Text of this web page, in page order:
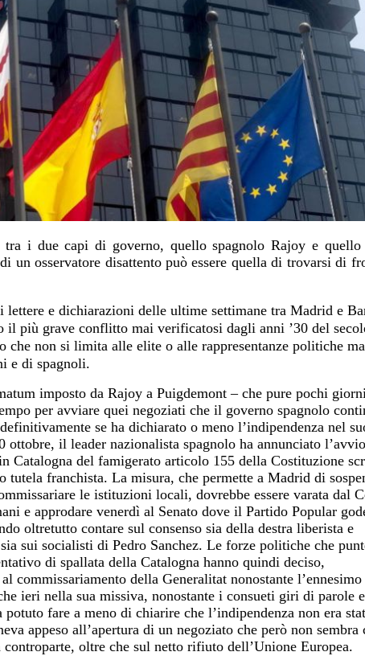
tra i due capi di governo, quello spagnolo Rajoy e quello
un osservatore disattento può essere quella di trovarsi di
e dichiarazioni delle ultime settimane tra Madrid e
il più grave conflitto mai verificatosi dagli anni ’30 del
che non si limita alle elite o alle rappresentanze politiche
e di spagnoli.
imposto da Rajoy a Puigdemont – che pure pochi
per avviare quei negoziati che il governo spagnolo
se ha dichiarato o meno l’indipendenza nel
ottobre, il leader nazionalista spagnolo ha annunciato l’avvio
Catalogna del famigerato articolo 155 della Costituzione
tutela franchista. La misura, che permette a Madrid di
le istituzioni locali, dovrebbe essere varata dal
e approdare venerdì al Senato dove il Partido Popular
oltretutto contare sul consenso sia della destra liberista e
sui socialisti di Pedro Sanchez. Le forze politiche che
di spallata della Catalogna hanno quindi deciso,
commissariamento della Generalitat nonostante l’ennesimo
ieri nella sua missiva, nonostante i consueti giri di parole
fare a meno di chiarire che l’indipendenza non era
appeso all’apertura di un negoziato che però non sembra
oltre che sul netto rifiuto dell’Unione Europea.